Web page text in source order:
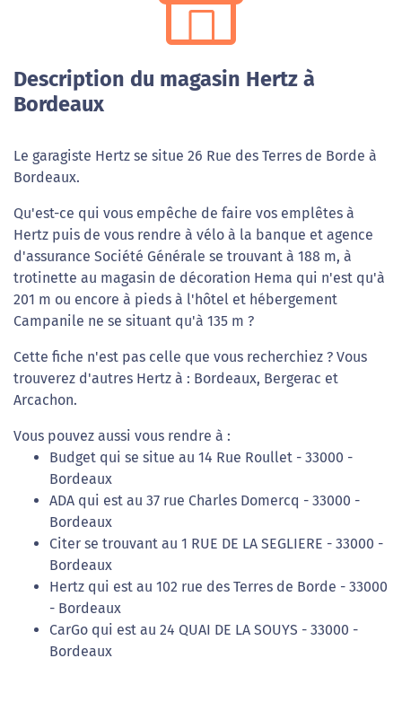
Description du magasin Hertz à
Bordeaux
Le garagiste Hertz se situe 26 Rue des Terres de Borde à
Bordeaux.
Qu'est-ce qui vous empêche de faire vos emplêtes à
Hertz puis de vous rendre à vélo à la banque et agence
d'assurance Société Générale se trouvant à 188 m, à
trotinette au magasin de décoration Hema qui n'est qu'à
201 m ou encore à pieds à l'hôtel et hébergement
Campanile ne se situant qu'à 135 m ?
Cette fiche n'est pas celle que vous recherchiez ? Vous
trouverez d'autres Hertz à : Bordeaux, Bergerac et
Arcachon.
Vous pouvez aussi vous rendre à :
Budget qui se situe au 14 Rue Roullet - 33000 -
Bordeaux
ADA qui est au 37 rue Charles Domercq - 33000 -
Bordeaux
Citer se trouvant au 1 RUE DE LA SEGLIERE - 33000 -
Bordeaux
Hertz qui est au 102 rue des Terres de Borde - 33000
- Bordeaux
CarGo qui est au 24 QUAI DE LA SOUYS - 33000 -
Bordeaux